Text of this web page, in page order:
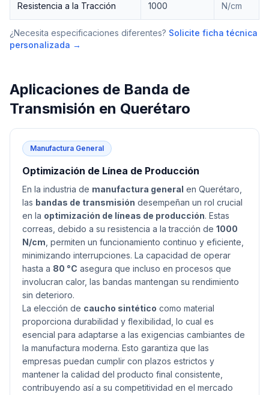
Resistencia a la Tracción 1000 N/cm
¿Necesita especificaciones diferentes? Solicite ficha técnica
personalizada →
Aplicaciones de Banda de
Transmisión en Querétaro
Manufactura General
Optimización de Línea de Producción
En la industria de manufactura general en Querétaro,
las bandas de transmisión desempeñan un rol crucial
en la optimización de líneas de producción. Estas
correas, debido a su resistencia a la tracción de 1000
N/cm , permiten un funcionamiento continuo y eficiente,
minimizando interrupciones. La capacidad de operar
hasta a 80 °C asegura que incluso en procesos que
involucran calor, las bandas mantengan su rendimiento
sin deterioro.
La elección de caucho sintético como material
proporciona durabilidad y flexibilidad, lo cual es
esencial para adaptarse a las exigencias cambiantes de
la manufactura moderna. Esto garantiza que las
empresas puedan cumplir con plazos estrictos y
mantener la calidad del producto final consistente,
contribuyendo así a su competitividad en el mercado